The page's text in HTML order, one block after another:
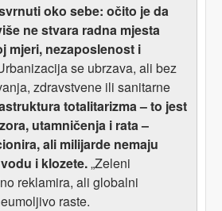
oko sebe: očito je da
ne stvara radna mjesta
mjeri, nezaposlenost i
se ubrzava, ali bez
zdravstvene ili sanitarne
totalitarizma – to jest
utamničenja i rata –
ali milijarde nemaju
i klozete.„Zeleni
reklamira, ali globalni
raste.